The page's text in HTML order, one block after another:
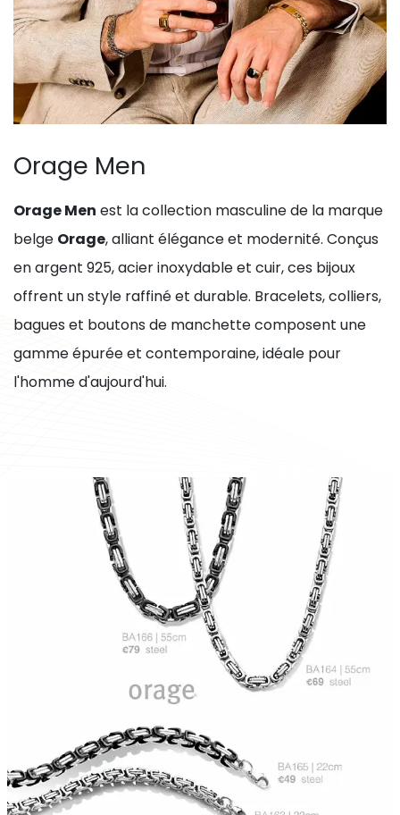
Orage Men
Orage Men est la collection masculine de la marque
belge Orage, alliant élégance et modernité. Conçus
en argent 925, acier inoxydable et cuir, ces bijoux
offrent un style raffiné et durable. Bracelets, colliers,
bagues et boutons de manchette composent une
gamme épurée et contemporaine, idéale pour
l'homme d'aujourd'hui.